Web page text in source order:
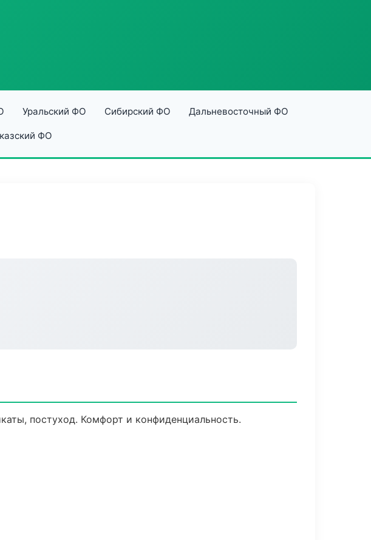
Уральский ФО Сибирский ФО Дальневосточный ФО
ФО
постуход. Комфорт и конфиденциальность.